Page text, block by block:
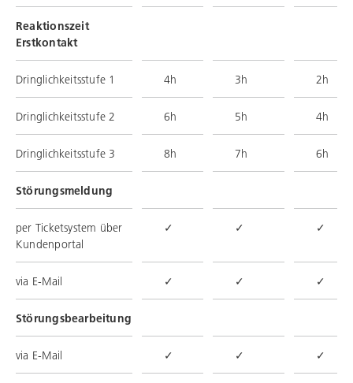
Reaktionszeit
Erstkontakt
Dringlichkeitsstufe 1 4h 3h 2h
Dringlichkeitsstufe 2 6h 5h 4h
Dringlichkeitsstufe 3 8h 7h 6h
Störungsmeldung
per Ticketsystem über
Kundenportal
✓ ✓ ✓
via E-Mail ✓ ✓ ✓
Störungsbearbeitung
via E-Mail ✓ ✓ ✓